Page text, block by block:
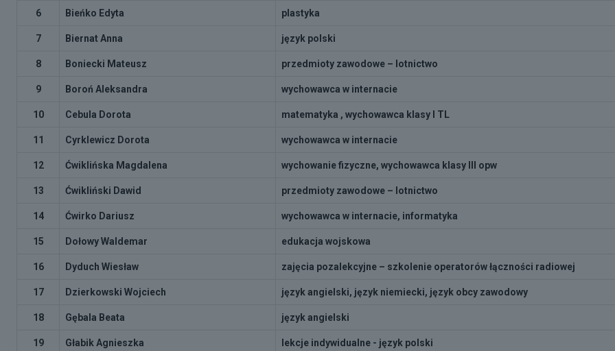
6 Bieńko Edyta plastyka
7 Biernat Anna język polski
8 Boniecki Mateusz przedmioty zawodowe – lotnictwo
9 Boroń Aleksandra wychowawca w internacie
10 Cebula Dorota matematyka , wychowawca klasy I TL
11 Cyrklewicz Dorota wychowawca w internacie
12 Ćwiklińska Magdalena wychowanie fizyczne, wychowawca klasy III opw
13 Ćwikliński Dawid przedmioty zawodowe – lotnictwo
14 Ćwirko Dariusz wychowawca w internacie, informatyka
15 Dołowy Waldemar edukacja wojskowa
16 Dyduch Wiesław zajęcia pozalekcyjne – szkolenie operatorów łączności radiowej
17 Dzierkowski Wojciech język angielski, język niemiecki, język obcy zawodowy
18 Gębala Beata język angielski
19 Głabik Agnieszka lekcje indywidualne - język polski